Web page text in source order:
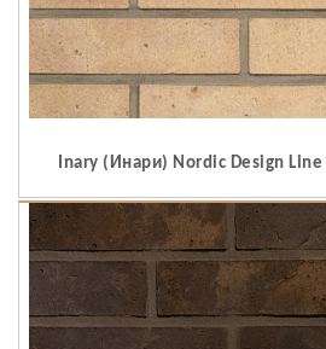
Inary (Инари) Nordic Design